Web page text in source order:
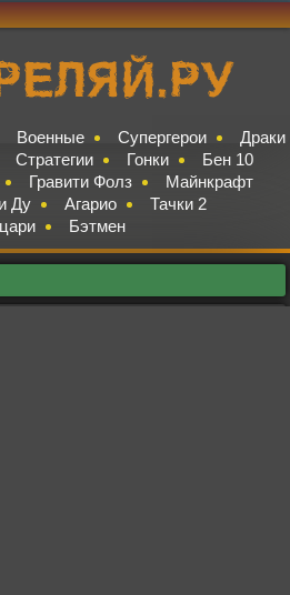
Военные Супергерои
Драки
Стратегии Гонки
Бен 10
Гравити Фолз
Майнкрафт
Ду Агарио
Тачки 2
Бэтмен